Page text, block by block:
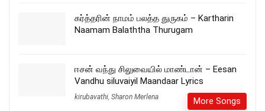
கர்த்தரின் நாமம் பலத்த துருகம் – Kartharin
Naamam Balaththa Thurugam
ஈசன் வந்து சிலுவையில் மாண்டான் – Eesan
Vandhu siluvaiyil Maandaar Lyrics
kirubavathi Sharon Merlena More Songs